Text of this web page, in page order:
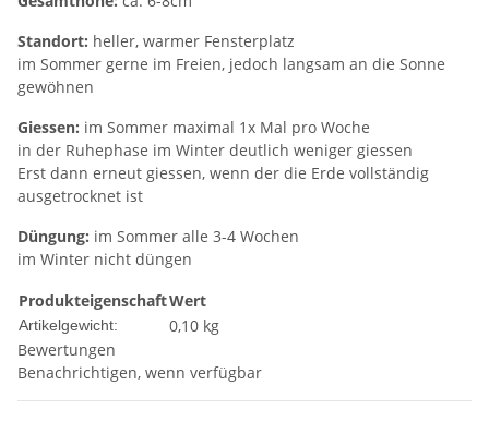
Standort: heller, warmer Fensterplatz
im Sommer gerne im Freien, jedoch langsam an die Sonne
gewöhnen
Giessen: im Sommer maximal 1x Mal pro Woche
in der Ruhephase im Winter deutlich weniger giessen
Erst dann erneut giessen, wenn der die Erde vollständig
ausgetrocknet ist
Düngung: im Sommer alle 3-4 Wochen
im Winter nicht düngen
ProdukteigenschaftWert
Artikelgewicht: 0,10 kg
Bewertungen
Benachrichtigen, wenn verfügbar